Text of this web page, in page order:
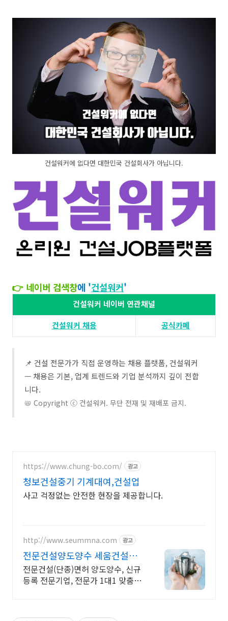
건설워커에 없다면 대한민국 건설회사가 아닙니다.
👉 네이버 검색창에 '건설워커'​​
건설워커 네이버 연관채널
건설워커 채용​
공식카페
📌 건설 전문가가 직접 운영하는 채용 플랫폼, 건설워커
— 채용은 기본, 업계 트렌드와 기업 분석까지 깊이 전합
니다.
📛 Copyright ⓒ 건설워커. 무단 전재 및 재배포 금지.
https://www.chung-bo.com/ 광고
청보건설중기 기계대여,건설업
사고 걱정없는 안전한 현장을 제공합니다.
http://www.seummna.com 광고
전문건설양도양수 세움건설정
보
전문건설(단종)면허 양도양수, 신규
등록 전문기업, 전문가 1대1 맞춤상